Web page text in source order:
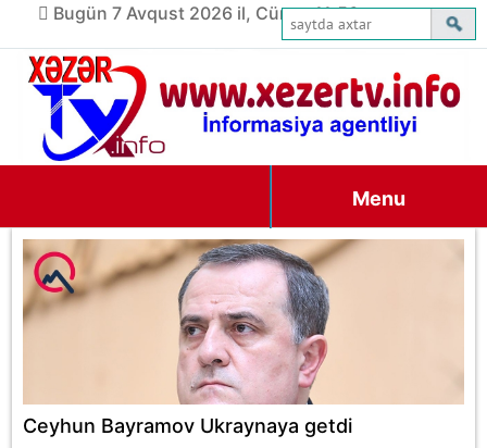
Bugün 7 Avqust 2026 il, Cümə, 11:56
Menu
Ceyhun Bayramov Ukraynaya getdi